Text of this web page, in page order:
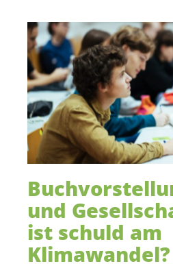
und
ist schuld am
Klimawandel?